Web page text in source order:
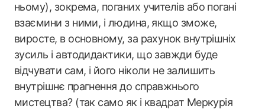
ньому), зокрема, поганих учителів або погані
взаємини з ними, і людина, якщо зможе,
виросте, в основному, за рахунок внутрішніх
зусиль і автодидактики, що завжди буде
відчувати сам, і його ніколи не залишить
внутрішнє прагнення до справжнього
мистецтва? (так само як і квадрат Меркурія